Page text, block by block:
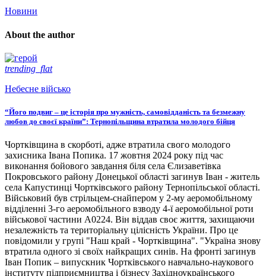
Новини
About the author
trending_flat
Небесне військо
“Його подвиг – це історія про мужність, самовідданість та безмежну
любов до своєї країни”: Тернопільщина втратила молодого бійця
Чортківщина в скорботі, адже втратила свого молодого
захисника Івана Попика. 17 жовтня 2024 року під час
виконання бойового завдання біля села Єлизаветівка
Покровського району Донецької області загинув Іван - житель
села Капустинці Чортківського району Тернопільської області.
Військовий був стрільцем-снайпером у 2-му аеромобільному
відділенні 3-го аеромобільного взводу 4-ї аеромобільної роти
військової частини А0224. Він віддав своє життя, захищаючи
незалежність та територіальну цілісність України. Про це
повідомили у групі "Наш край - Чортківщина". "Україна знову
втратила одного зі своїх найкращих синів. На фронті загинув
Іван Попик – випускник Чортківського навчально-наукового
інституту підприємництва і бізнесу Західноукраїнського